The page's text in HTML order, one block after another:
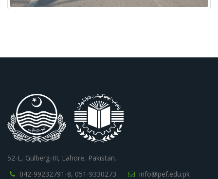
52-L, Gulberg-III, Lahore, Pakistan.
042-99232791-8, 051-9330273
info@pef.edu.pk